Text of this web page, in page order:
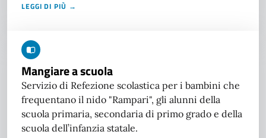
LEGGI DI PIÙ →
Mangiare a scuola
Servizio di Refezione scolastica per i bambini che
frequentano il nido "Rampari", gli alunni della
scuola primaria, secondaria di primo grado e della
scuola dell’infanzia statale.